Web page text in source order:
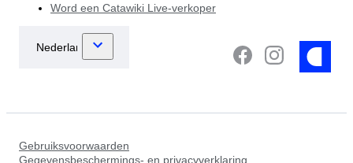
Word een Catawiki Live-verkoper
Gebruiksvoorwaarden
Gegevensbeschermings- en privacyverklaring